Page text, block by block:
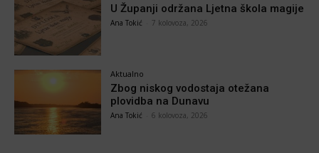
U Županji održana Ljetna škola magije
Ana Tokić 7 kolovoza, 2026
Aktualno
Zbog niskog vodostaja otežana
plovidba na Dunavu
Ana Tokić 6 kolovoza, 2026